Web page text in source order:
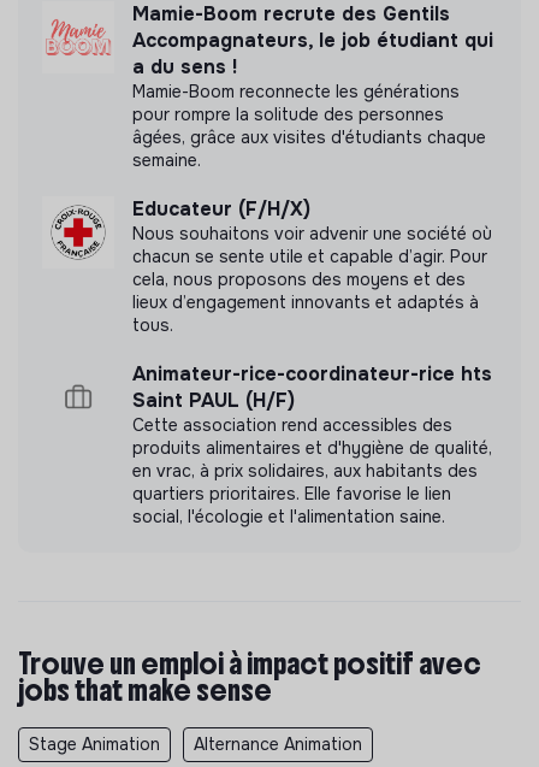
Mamie-Boom recrute des Gentils
Accompagnateurs, le job étudiant qui
a du sens !
Mamie-Boom reconnecte les générations
pour rompre la solitude des personnes
âgées, grâce aux visites d'étudiants chaque
semaine.
Educateur (F/H/X)
Nous souhaitons voir advenir une société où
chacun se sente utile et capable d’agir. Pour
cela, nous proposons des moyens et des
lieux d’engagement innovants et adaptés à
tous.
Animateur-rice-coordinateur-rice hts
Saint PAUL (H/F)
Cette association rend accessibles des
produits alimentaires et d'hygiène de qualité,
en vrac, à prix solidaires, aux habitants des
quartiers prioritaires. Elle favorise le lien
social, l'écologie et l'alimentation saine.
Trouve un emploi à impact positif avec
jobs that make sense
Stage Animation Alternance Animation